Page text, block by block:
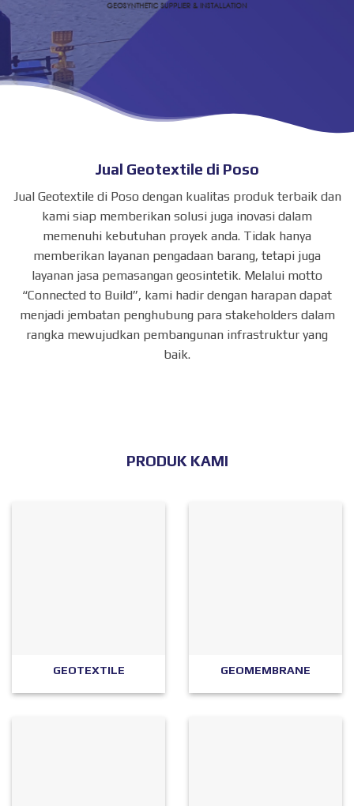
Jual Geotextile di Poso
Jual Geotextile di Poso dengan kualitas produk terbaik dan
kami siap memberikan solusi juga inovasi dalam
memenuhi kebutuhan proyek anda. Tidak hanya
memberikan layanan pengadaan barang, tetapi juga
layanan jasa pemasangan geosintetik. Melalui motto
“Connected to Build”, kami hadir dengan harapan dapat
menjadi jembatan penghubung para stakeholders dalam
rangka mewujudkan pembangunan infrastruktur yang
baik.
PRODUK KAMI
GEOTEXTILE GEOMEMBRANE